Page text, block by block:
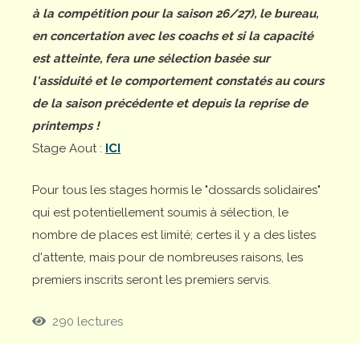
à la compétition pour la saison 26/27), le bureau,
en concertation avec les coachs et si la capacité
est atteinte, fera une sélection basée sur
l'assiduité et le comportement constatés au cours
de la saison précédente et depuis la reprise de
printemps !
Stage Aout : ICI
Pour tous les stages hormis le "dossards solidaires"
qui est potentiellement soumis à sélection, le
nombre de places est limité; certes il y a des listes
d'attente, mais pour de nombreuses raisons, les
premiers inscrits seront les premiers servis.
290 lectures